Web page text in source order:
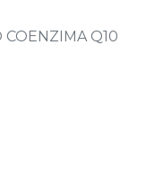
Q10